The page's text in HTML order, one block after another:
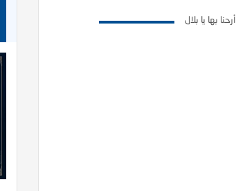
أرحنا بها يا بلال